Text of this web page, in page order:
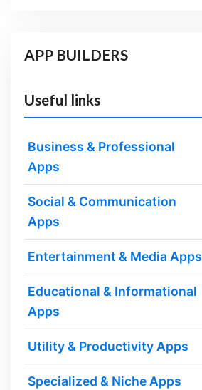
APP BUILDERS
Useful links
Business & Professional
Apps
Social & Communication
Apps
Entertainment & Media Apps
Educational & Informational
Apps
Utility & Productivity Apps
Specialized & Niche Apps